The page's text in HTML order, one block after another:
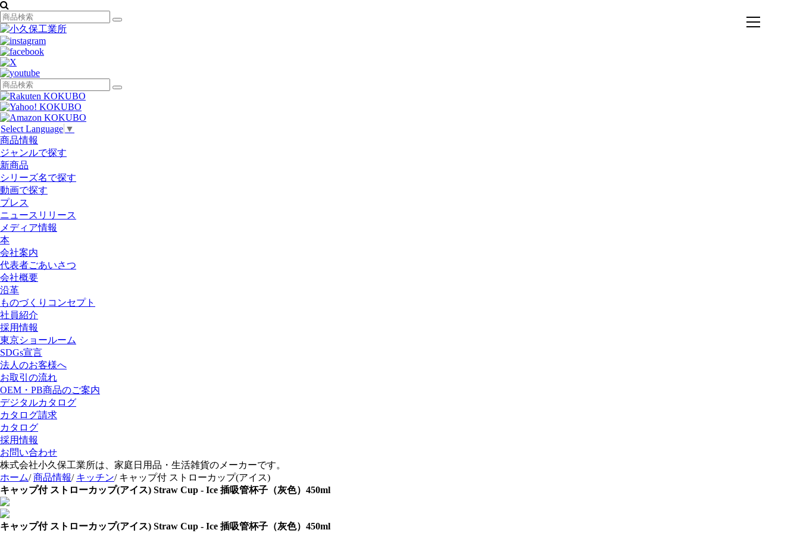
Select Language ▼
商品情報
ジャンルで探す
新商品
シリーズ名で探す
動画で探す
プレス
ニュースリリース
メディア情報
本
会社案内
代表者ごあいさつ
会社概要
沿革
ものづくりコンセプト
社員紹介
採用情報
東京ショールーム
SDGs宣言
法人のお客様へ
お取引の流れ
OEM・PB商品のご案内
デジタルカタログ
カタログ請求
カタログ
採用情報
お問い合わせ
株式会社小久保工業所は、家庭日用品・生活雑貨のメーカーです。
toggle
navigation
ホーム/ 商品情報/ キッチン/ キャップ付 ストローカップ(アイス)
キャップ付 ストローカップ(アイス) Straw Cup - Ice 插吸管杯子（灰色）450ml
キャップ付 ストローカップ(アイス) Straw Cup - Ice 插吸管杯子（灰色）450ml